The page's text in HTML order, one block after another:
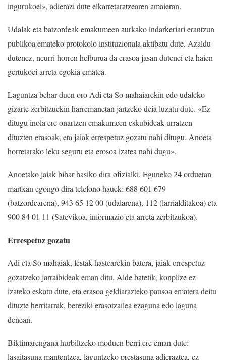
ingurukoei», adierazi dute elkarretaratzearen amaieran.
Udalak eta batzordeak emakumeen aurkako indarkeriari erantzun
publikoa emateko protokolo instituzionala aktibatu dute. Azaldu
dutenez, neurri horren helburua da erasoa jasan dutenei eta haien
gertukoei arreta egokia ematea.
Laguntza behar duen oro Adi eta So mahaiarekin edo udaleko
gizarte zerbitzuekin harremanetan jartzeko deia luzatu dute. «Ez
ditugu inola ere onartzen emakumeen eskubideak urratzen
dituzten erasoak, eta jaiak errespetuz gozatu nahi ditugu. Anoeta
horretarako leku seguru eta erosoa izatea nahi dugu».
Anoetako jaiak bihar hasiko dira ofizialki. Eguneko 24 orduetan
martxan egongo dira telefono hauek: 688 601 679
(batzordearena), 943 65 12 00 (udalarena), 112 (larrialditakoa) eta
900 84 01 11 (Satevikoa, informazio eta arreta zerbitzukoa).
Errespetuz gozatu
Adi eta So mahaiak, festak hastearekin batera, jaiak errespetuz
gozatzeko jarraibideak eman ditu. Alde batetik, konplize ez
izateko eskatu dute, eta erasoa geldiarazteko pausoa ematera deitu
dituzte herritarrak, bereziki erasotzailea ezaguna edo laguna
denean.
Biktimarengana hurbiltzeko moduen berri ere eman dute:
lasaitasuna mantentzea, laguntzeko prestasuna adieraztea, ez